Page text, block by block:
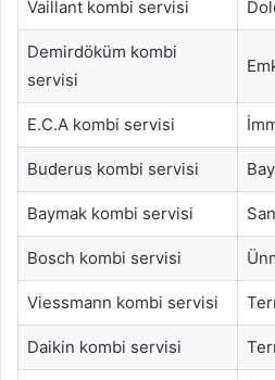
Vaillant kombi servisi
Demirdöküm kombi
servisi
E.C.A kombi servisi
Buderus kombi servisi
Baymak kombi servisi
Bosch kombi servisi
Viessmann kombi servisi
Daikin kombi servisi